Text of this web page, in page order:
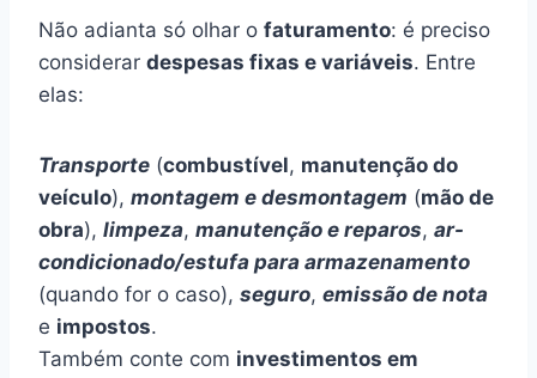
Não adianta só olhar o faturamento: é preciso
considerar despesas fixas e variáveis. Entre
elas:
Transporte (combustível, manutenção do
veículo), montagem e desmontagem (mão de
obra), limpeza, manutenção e reparos, ar-
condicionado/estufa para armazenamento
(quando for o caso), seguro, emissão de nota
e impostos.
Também conte com investimentos em